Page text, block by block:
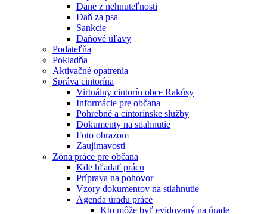
Dane z nehnuteľnosti
Daň za psa
Sankcie
Daňové úľavy
Podateľňa
Pokladňa
Aktivačné opatrenia
Správa cintorína
Virtuálny cintorín obce Rakúsy
Informácie pre občana
Pohrebné a cintorínske služby
Dokumenty na stiahnutie
Foto obrazom
Zaujímavosti
Zóna práce pre občana
Kde hľadať prácu
Príprava na pohovor
Vzory dokumentov na stiahnutie
Agenda úradu práce
Kto môže byť evidovaný na úrade